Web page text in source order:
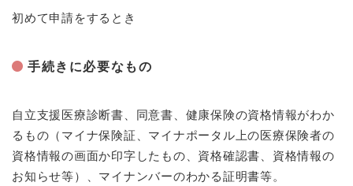
初めて申請をするとき
手続きに必要なもの
自立支援医療診断書、同意書、健康保険の資格情報がわか
るもの（マイナ保険証、マイナポータル上の医療保険者の
資格情報の画面か印字したもの、資格確認書、資格情報の
お知らせ等）、マイナンバーのわかる証明書等。